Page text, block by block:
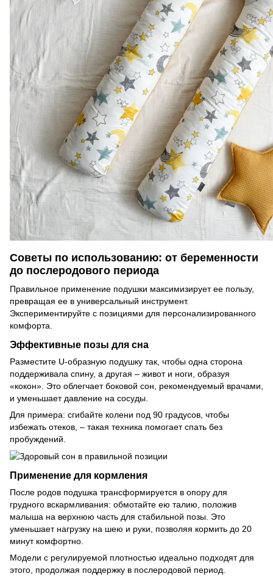
Советы по использованию: от беременности
до послеродового периода
Правильное применение подушки максимизирует ее пользу,
превращая ее в универсальный инструмент.
Экспериментируйте с позициями для персонализированного
комфорта.
Эффективные позы для сна
Разместите U-образную подушку так, чтобы одна сторона
поддерживала спину, а другая – живот и ноги, образуя
«кокон». Это облегчает боковой сон, рекомендуемый врачами,
и уменьшает давление на сосуды.
Для примера: сгибайте колени под 90 градусов, чтобы
избежать отеков, – такая техника помогает спать без
пробуждений.
Применение для кормления
После родов подушка трансформируется в опору для
грудного вскармливания: обмотайте ею талию, положив
малыша на верхнюю часть для стабильной позы. Это
уменьшает нагрузку на шею и руки, позволяя кормить до 20
минут комфортно.
Модели с регулируемой плотностью идеально подходят для
этого, продолжая поддержку в послеродовой период.